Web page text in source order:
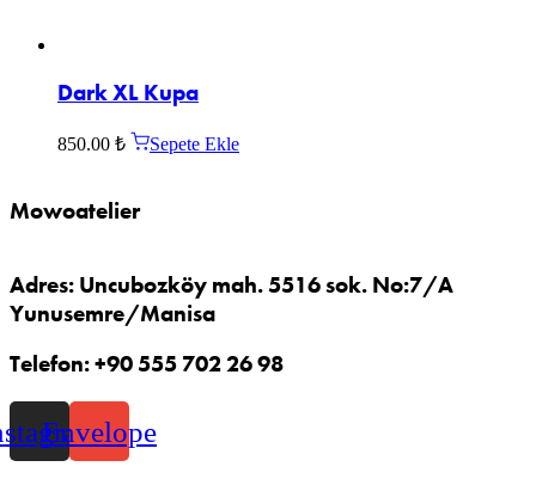
Dark XL Kupa
850.00 ₺ Sepete Ekle
Mowoatelier
Adres: Uncubozköy mah. 5516 sok. No:7/A
Yunusemre/Manisa
Telefon: +90 555 702 26 98
Envelope